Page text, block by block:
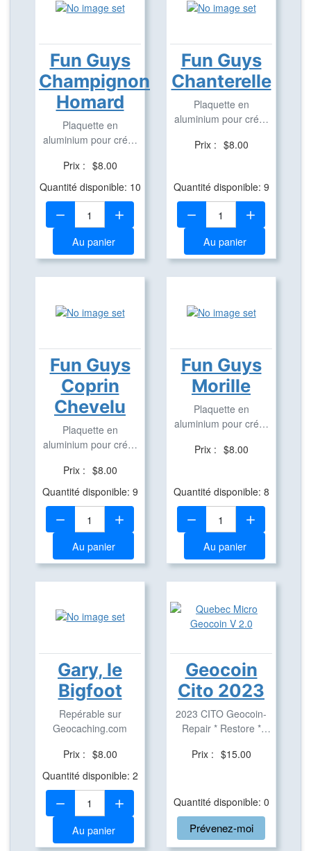
Fun Guys
Champignon
Homard
Plaquette en
aluminium pour créer
Prix : $8.00
Quantité disponible: 10
Quantité:
Au panier
Fun Guys
Chanterelle
Plaquette en
aluminium pour créer
Prix : $8.00
Quantité disponible: 9
Quantité:
Au panier
Fun Guys
Coprin
Chevelu
Plaquette en
aluminium pour créer
Prix : $8.00
Quantité disponible: 9
Quantité:
Au panier
Fun Guys
Morille
Plaquette en
aluminium pour créer
Prix : $8.00
Quantité disponible: 8
Quantité:
Au panier
Gary, le
Bigfoot
Repérable sur
Geocaching.com
Prix : $8.00
Quantité disponible: 2
Quantité:
Au panier
Geocoin
Cito 2023
2023 CITO Geocoin-
Repair * Restore *
Prix : $15.00
Quantité disponible: 0
Prévenez-moi